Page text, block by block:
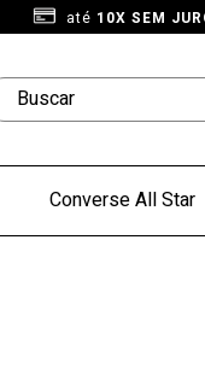
até 10X SEM
Converse All Star